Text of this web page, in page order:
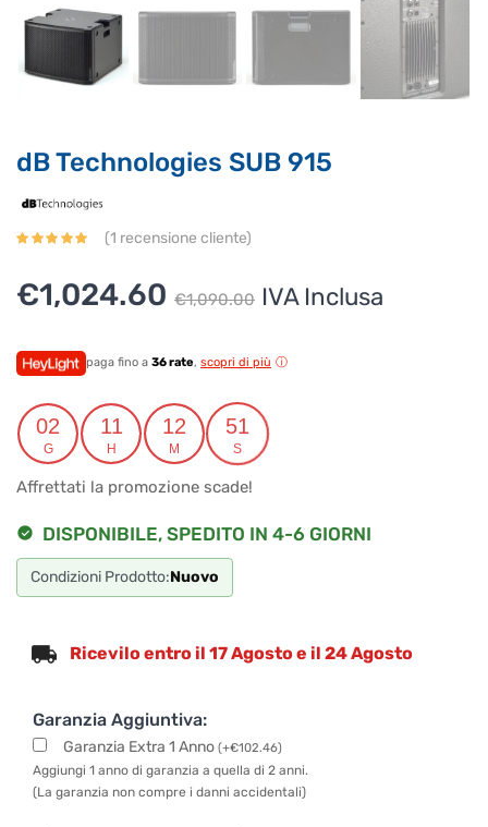
dB Technologies SUB 915
(1 recensione cliente)
€1,090.00 Il
originale
€1,090.00.
€1,024.60
Il
attuale
€1,024.60.
IVA Inclusa
paga fino a 36 rate, scopri di più
02
G
11
H
12
M
51
S
Affrettati la promozione scade!
DISPONIBILE, SPEDITO IN 4-6 GIORNI
Condizioni Prodotto:Nuovo
Ricevilo entro il 17 Agosto e il 24 Agosto
Garanzia Aggiuntiva:
Garanzia Extra 1 Anno (+€102.46)
Aggiungi 1 anno di garanzia a quella di 2 anni.
(La garanzia non compre i danni accidentali)
Supporto clienti
Ciao, Come posso aiutarti?
Puoi chiedermi informazioni generali o specifiche su certi
Per ottenere dettagli su un determinato prodotto